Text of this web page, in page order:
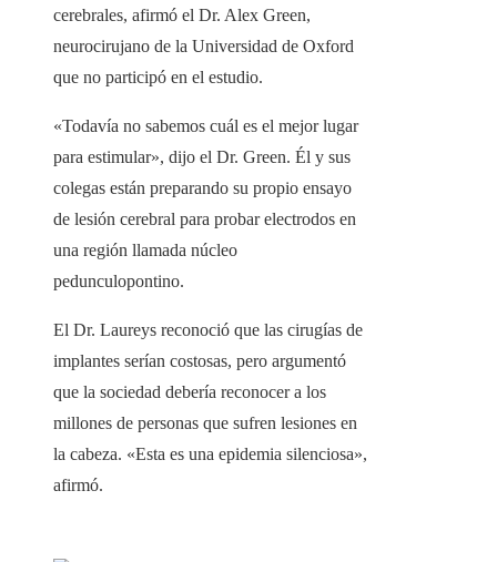
cerebrales, afirmó el Dr. Alex Green,
neurocirujano de la Universidad de Oxford
que no participó en el estudio.
«Todavía no sabemos cuál es el mejor lugar
para estimular», dijo el Dr. Green. Él y sus
colegas están preparando su propio ensayo
de lesión cerebral para probar electrodos en
una región llamada núcleo
pedunculopontino.
El Dr. Laureys reconoció que las cirugías de
implantes serían costosas, pero argumentó
que la sociedad debería reconocer a los
millones de personas que sufren lesiones en
la cabeza. «Esta es una epidemia silenciosa»,
afirmó.